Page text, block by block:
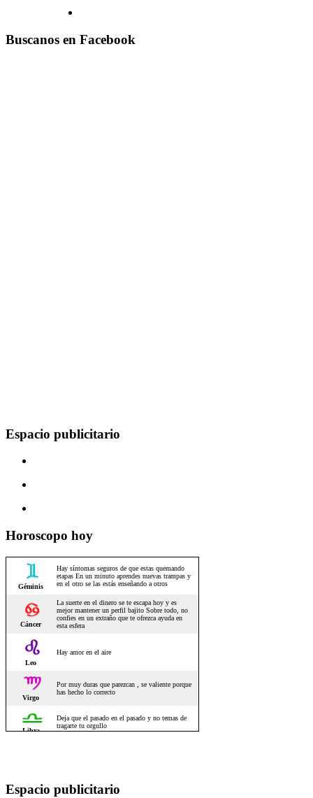
Buscanos en Facebook
Espacio publicitario
Horoscopo hoy
Espacio publicitario